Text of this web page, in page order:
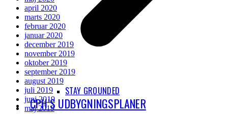
STAY GROUNDED
CPH’S UDBYGNINGSPLANER
april 2020
marts 2020
februar 2020
januar 2020
december 2019
november 2019
oktober 2019
september 2019
august 2019
juli 2019
juni 2019
maj 2019